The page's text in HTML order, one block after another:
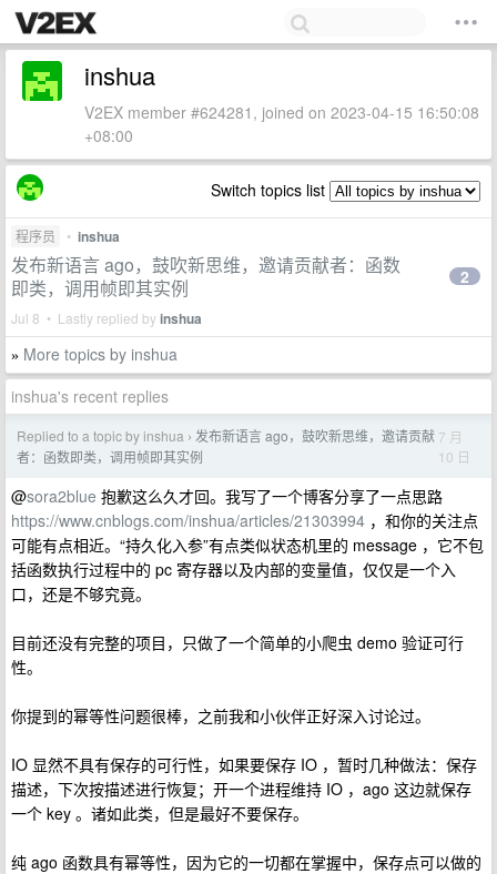
inshua
V2EX member #624281, joined on 2023-04-15 16:50:08
+08:00
Switch topics list
程序员 • inshua
发布新语言 ago，鼓吹新思维，邀请贡献者：函数
即类，调用帧即其实例
Jul 8 • Lastly replied byinshua
2
» More topics by inshua
inshua's recent replies
Replied to a topic by inshua › 发布新语言 ago，鼓吹新思维，邀请贡献
者：函数即类，调用帧即其实例
7 月
10 日
@sora2blue 抱歉这么久才回。我写了一个博客分享了一点思路
https://www.cnblogs.com/inshua/articles/21303994 ，和你的关注点
可能有点相近。“持久化入参”有点类似状态机里的 message ，它不包
括函数执行过程中的 pc 寄存器以及内部的变量值，仅仅是一个入
口，还是不够究竟。
目前还没有完整的项目，只做了一个简单的小爬虫 demo 验证可行
性。
你提到的幂等性问题很棒，之前我和小伙伴正好深入讨论过。
IO 显然不具有保存的可行性，如果要保存 IO ，暂时几种做法：保存
描述，下次按描述进行恢复；开一个进程维持 IO ，ago 这边就保存
一个 key 。诸如此类，但是最好不要保存。
纯 ago 函数具有幂等性，因为它的一切都在掌握中，保存点可以做的